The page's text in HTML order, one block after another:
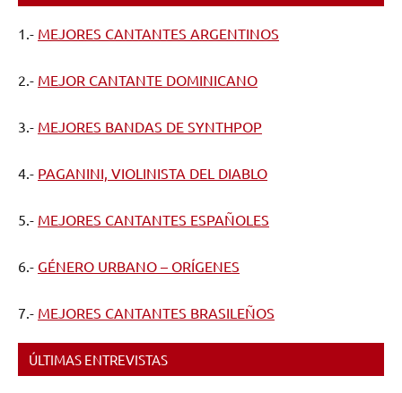
1.- MEJORES CANTANTES ARGENTINOS
2.- MEJOR CANTANTE DOMINICANO
3.- MEJORES BANDAS DE SYNTHPOP
4.- PAGANINI, VIOLINISTA DEL DIABLO
5.- MEJORES CANTANTES ESPAÑOLES
6.- GÉNERO URBANO – ORÍGENES
7.- MEJORES CANTANTES BRASILEÑOS
ÚLTIMAS ENTREVISTAS